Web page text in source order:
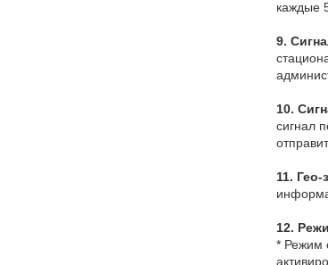
каждые
9.
10.
сигнал
11. Гео-
12.
* Режим